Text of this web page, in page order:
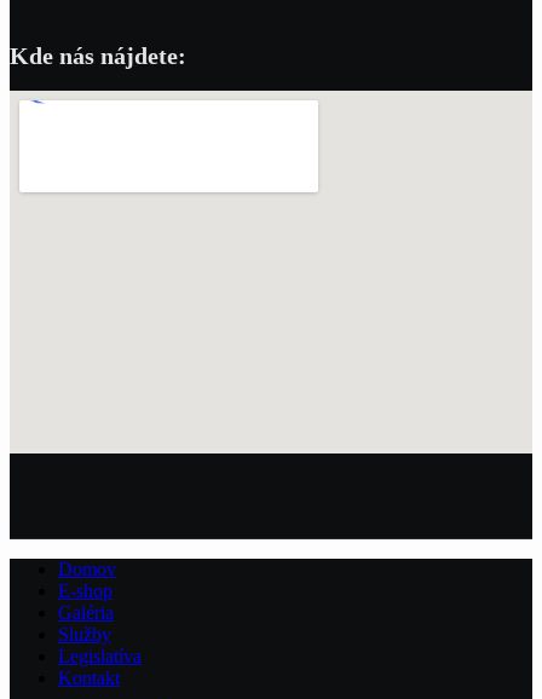
Kde nás nájdete:
Domov
E-shop
Galéria
Služby
Legislatíva
Kontakt